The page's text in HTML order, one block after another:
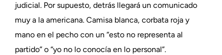
judicial. Por supuesto, detrás llegará un comunicado
muy a la americana. Camisa blanca, corbata roja y
mano en el pecho con un “esto no representa al
partido” o “yo no lo conocía en lo personal”.